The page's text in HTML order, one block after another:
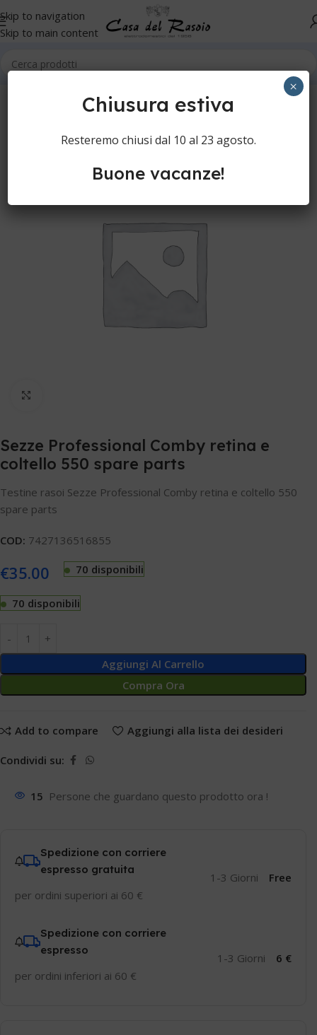
Skip to navigation
Skip to main content
Sezze Professional Comby retina e
coltello 550 spare parts
Testine rasoi Sezze Professional Comby retina e coltello 550
spare parts
COD: 7427136516855
€35.00 70 disponibili
70 disponibili
Aggiungi Al Carrello
Compra Ora
Add to compare Aggiungi alla lista dei desideri
Condividi su:
15 Persone che guardano questo prodotto ora !
Spedizione con corriere
espresso gratuita
per ordini superiori ai 60 €
1-3 Giorni Free
Spedizione con corriere
espresso
per ordini inferiori ai 60 €
1-3 Giorni 6 €
Chiusura estiva
Resteremo chiusi dal 10 al 23 agosto.
Buone vacanze!
×